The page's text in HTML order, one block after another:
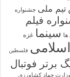
تیم ملی جشنواره
فیلم
سینما غزه
فلسطین
برتر فوتبال
وزارت جهاد کشاورزی